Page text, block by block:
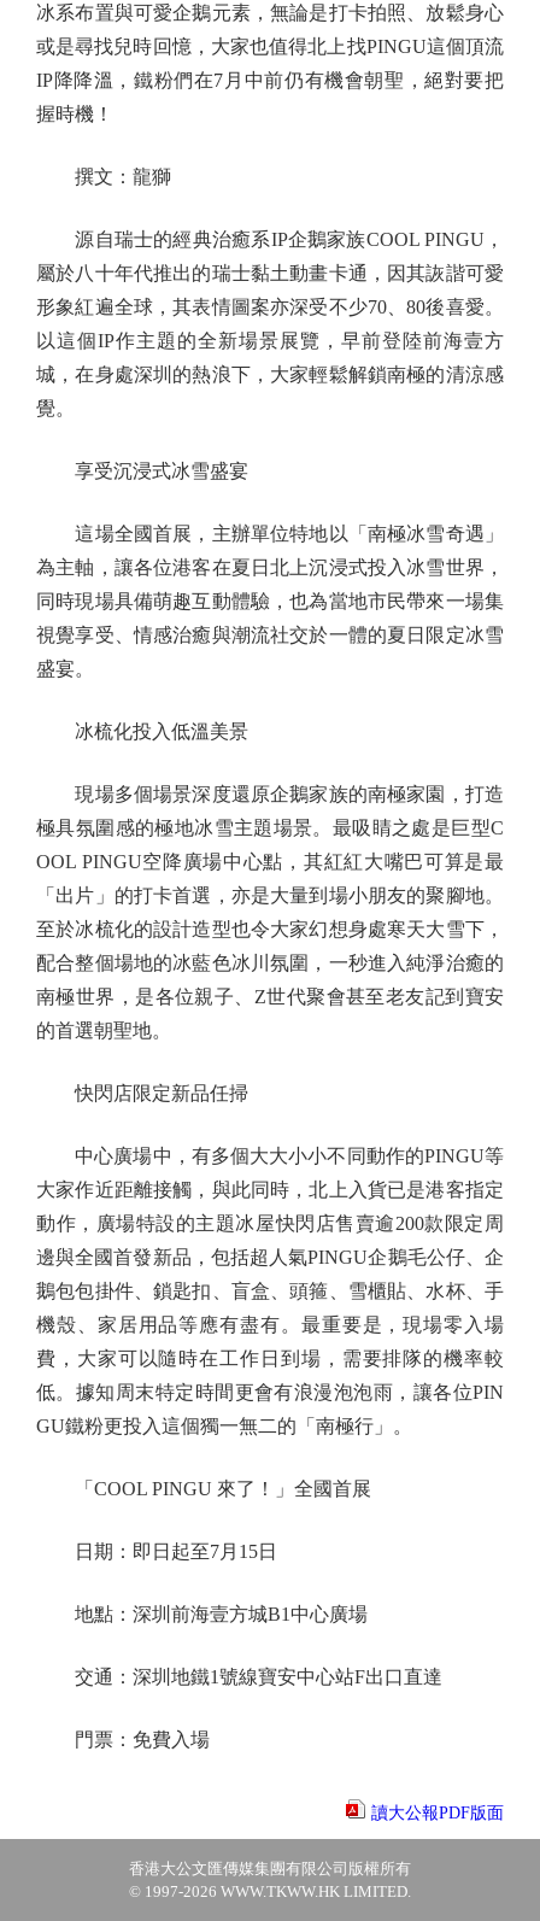
冰系布置與可愛企鵝元素，無論是打卡拍照、放鬆身心
或是尋找兒時回憶，大家也值得北上找PINGU這個頂流
IP降降溫，鐵粉們在7月中前仍有機會朝聖，絕對要把
握時機！
撰文：龍獅
源自瑞士的經典治癒系IP企鵝家族COOL PINGU，
屬於八十年代推出的瑞士黏土動畫卡通，因其詼諧可愛
形象紅遍全球，其表情圖案亦深受不少70、80後喜愛。
以這個IP作主題的全新場景展覽，早前登陸前海壹方
城，在身處深圳的熱浪下，大家輕鬆解鎖南極的清涼感
覺。
享受沉浸式冰雪盛宴
這場全國首展，主辦單位特地以「南極冰雪奇遇」
為主軸，讓各位港客在夏日北上沉浸式投入冰雪世界，
同時現場具備萌趣互動體驗，也為當地市民帶來一場集
視覺享受、情感治癒與潮流社交於一體的夏日限定冰雪
盛宴。
冰梳化投入低溫美景
現場多個場景深度還原企鵝家族的南極家園，打造
極具氛圍感的極地冰雪主題場景。最吸睛之處是巨型C
OOL PINGU空降廣場中心點，其紅紅大嘴巴可算是最
「出片」的打卡首選，亦是大量到場小朋友的聚腳地。
至於冰梳化的設計造型也令大家幻想身處寒天大雪下，
配合整個場地的冰藍色冰川氛圍，一秒進入純淨治癒的
南極世界，是各位親子、Z世代聚會甚至老友記到寶安
的首選朝聖地。
快閃店限定新品任掃
中心廣場中，有多個大大小小不同動作的PINGU等
大家作近距離接觸，與此同時，北上入貨已是港客指定
動作，廣場特設的主題冰屋快閃店售賣逾200款限定周
邊與全國首發新品，包括超人氣PINGU企鵝毛公仔、企
鵝包包掛件、鎖匙扣、盲盒、頭箍、雪櫃貼、水杯、手
機殼、家居用品等應有盡有。最重要是，現場零入場
費，大家可以隨時在工作日到場，需要排隊的機率較
低。據知周末特定時間更會有浪漫泡泡雨，讓各位PIN
GU鐵粉更投入這個獨一無二的「南極行」。
「COOL PINGU 來了！」全國首展
日期：即日起至7月15日
地點：深圳前海壹方城B1中心廣場
交通：深圳地鐵1號線寶安中心站F出口直達
門票：免費入場
讀大公報PDF版面
香港大公文匯傳媒集團有限公司版權所有
© 1997-2026 WWW.TKWW.HK LIMITED.